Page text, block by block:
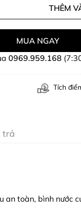
THÊM
MUA NGAY
0969.959.168
Tích
trả
toàn, bình nước